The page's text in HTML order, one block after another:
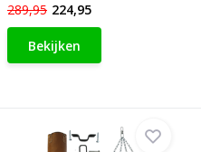
289,95 224,95
Bekijken